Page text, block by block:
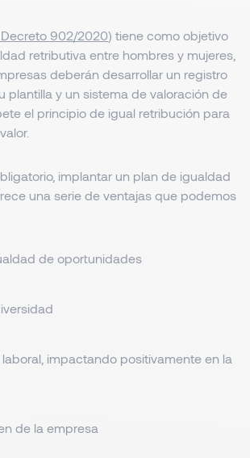
Decreto 902/2020) tiene como objetivo
retributiva entre hombres y mujeres,
deberán desarrollar un registro
plantilla y un sistema de valoración de
el principio de igual retribución para
implantar un plan de igualdad
una serie de ventajas que podemos
de oportunidades
impactando positivamente en la
de la empresa